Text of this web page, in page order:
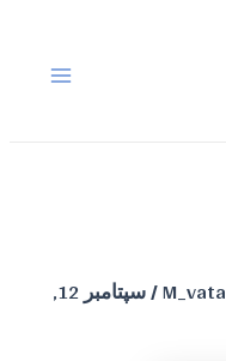
Main
/ سپتامبر 12,